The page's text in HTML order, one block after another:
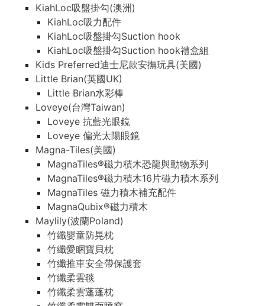
KiahLoc吸盤掛勾(澳洲)
KiahLoc吸力配件
KiahLoc吸盤掛勾Suction hook
KiahLoc吸盤掛勾Suction hook禮盒組
Kids Preferred迪士尼款安撫玩具(美國)
Little Brian(英國UK)
Little Brian水彩棒
Loveye(台灣Taiwan)
Loveye 抗藍光眼鏡
Loveye 偏光太陽眼鏡
Magna-Tiles(美國)
MagnaTiles®磁力積木恐龍與動物系列
MagnaTiles®磁力積木16片磁力積木系列
MagnaTiles 磁力積木補充配件
MagnaQubix®磁力積木
Maylily(波蘭Poland)
竹纖嬰童防晃枕
竹纖愛睏寶貝枕
竹纖推車安全帶保護套
竹纖柔雲毯
竹纖柔雲蓬蓬枕